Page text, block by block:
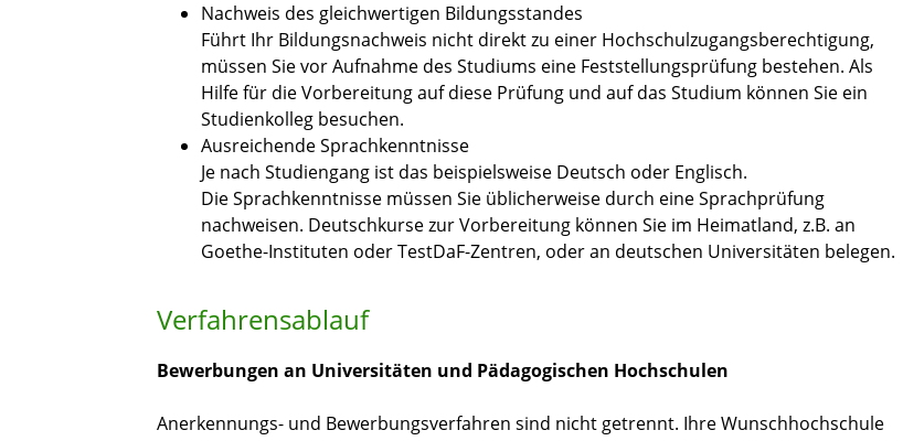
Nachweis des gleichwertigen Bildungsstandes
Führt Ihr Bildungsnachweis nicht direkt zu einer Hochschulzugangsberechtigung,
müssen Sie vor Aufnahme des Studiums eine Feststellungsprüfung bestehen. Als
Hilfe für die Vorbereitung auf diese Prüfung und auf das Studium können Sie ein
Studienkolleg besuchen.
Ausreichende Sprachkenntnisse
Je nach Studiengang ist das beispielsweise Deutsch oder Englisch.
Die Sprachkenntnisse müssen Sie üblicherweise durch eine Sprachprüfung
nachweisen. Deutschkurse zur Vorbereitung können Sie im Heimatland, z.B. an
Goethe-Instituten oder TestDaF-Zentren, oder an deutschen Universitäten belegen.
Verfahrensablauf
Bewerbungen an Universitäten und Pädagogischen Hochschulen
Anerkennungs- und Bewerbungsverfahren sind nicht getrennt. Ihre Wunschhochschule